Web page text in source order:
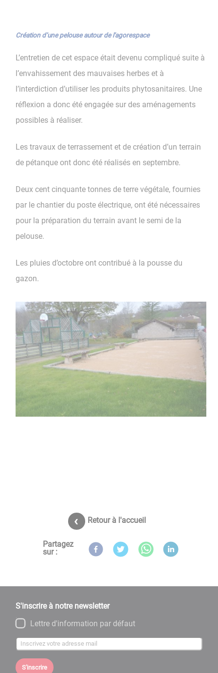
Création d’une pelouse autour de l'agorespace
L’entretien de cet espace était devenu compliqué suite à
l’envahissement des mauvaises herbes et à
l’interdiction d’utiliser les produits phytosanitaires. Une
réflexion a donc été engagée sur des aménagements
possibles à réaliser.
Les travaux de terrassement et de création d’un terrain
de pétanque ont donc été réalisés en septembre.
Deux cent cinquante tonnes de terre végétale, fournies
par le chantier du poste électrique, ont été nécessaires
pour la préparation du terrain avant le semi de la
pelouse.
Les pluies d’octobre ont contribué à la pousse du
gazon.
Retour à l'accueil
Partagez
sur :
S'inscrire à notre newsletter
Lettre d'information par défaut
S'inscrire